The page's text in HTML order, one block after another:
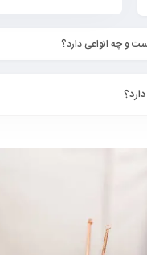
و چه انواعی دارد؟